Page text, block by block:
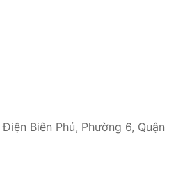
Điện Biên Phủ, Phường 6, Quận